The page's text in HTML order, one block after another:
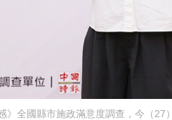
》全國縣市施政滿意度調查，今（